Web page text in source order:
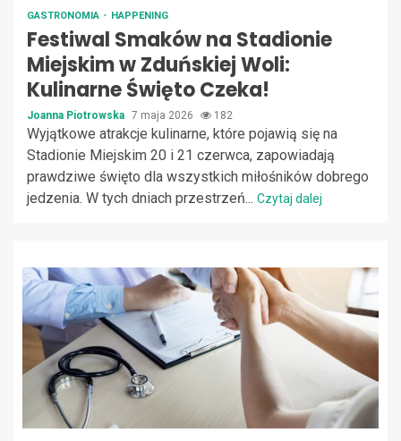
GASTRONOMIA HAPPENING
Festiwal Smaków na Stadionie
Miejskim w Zduńskiej Woli:
Kulinarne Święto Czeka!
Joanna Piotrowska 7 maja 2026 182
Wyjątkowe atrakcje kulinarne, które pojawią się na
Stadionie Miejskim 20 i 21 czerwca, zapowiadają
prawdziwe święto dla wszystkich miłośników dobrego
jedzenia. W tych dniach przestrzeń... Czytaj dalej